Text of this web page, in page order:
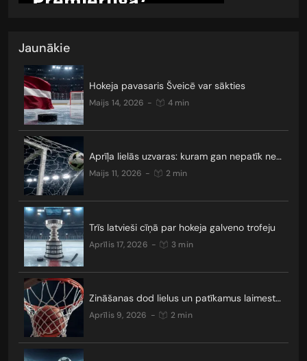
Jaunākie
Hokeja pavasaris Šveicē var sākties
maijs 14, 2026 - 4 min
Aprīļa lielās uzvaras: kuram gan nepatīk neizšķirti?
maijs 11, 2026 - 2 min
Trīs latvieši cīņā par hokeja galveno trofeju
aprīlis 17, 2026 - 3 min
Zināšanas dod lielus un patīkamus laimestus
aprīlis 9, 2026 - 2 min